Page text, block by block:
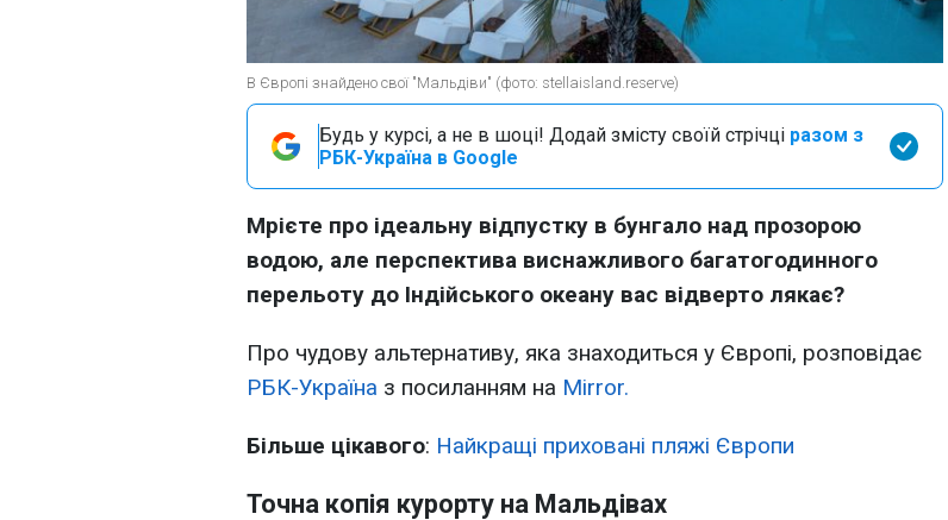
В Європі знайдено свої "Мальдіви" (фото: stellaisland.reserve)
Будь у курсі, а не в шоці! Додай змісту своїй стрічці разом з
РБК-Україна в Google
Мрієте про ідеальну відпустку в бунгало над прозорою
водою, але перспектива виснажливого багатогодинного
перельоту до Індійського океану вас відверто лякає?
Про чудову альтернативу, яка знаходиться у Європі, розповідає
РБК-Україна з посиланням на Mirror.
Більше цікавого: Найкращі приховані пляжі Європи
Точна копія курорту на Мальдівах